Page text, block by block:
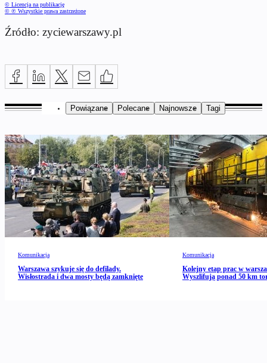
© Licencja na publikację
© ℗ Wszystkie prawa zastrzeżone
Źródło: zyciewarszawy.pl
Powiązane Polecane Najnowsze Tagi
Komunikacja
Warszawa szykuje się do defilady.
Wisłostrada i dwa mosty będą zamknięte
Komunikacja
Kolejny etap prac w
Wyszlifują ponad 50 km